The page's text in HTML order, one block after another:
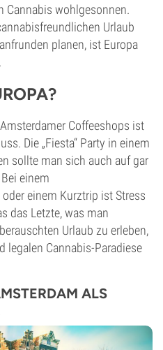
Cannabis wohlgesonnen.
Urlaub
planen, ist Europa
Coffeeshops ist
Die „Fiesta“ Party in einem
sollte man sich auch auf gar
einem
einem Kurztrip ist Stress
das Letzte, was man
Urlaub zu erleben,
legalen Cannabis-Paradiese
ALS